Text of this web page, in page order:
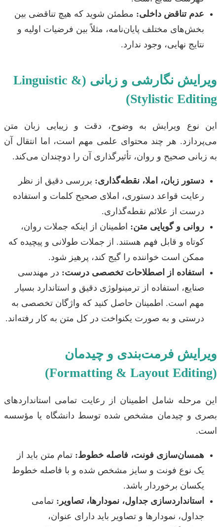
عدم تناقض داخلی: مطمئن شوید که هیچ تناقضی بین
بخش‌های مختلف پایان‌نامه، مثلاً بین فرضیات اولیه و
نتایج نهایی، وجود ندارد.
ویرایش نگارشی و زبانی (Linguistic &
Stylistic Editing)
این نوع ویرایش به وضوح، دقت و زیبایی زبان متن
می‌پردازد. هر چند محتوای علمی مهم است، اما انتقال آن
به زبانی صحیح و روان، تأثیرگذاری آن را دوچندان می‌کند.
دستور زبان، املا، نقطه‌گذاری: بررسی دقیق از نظر
رعایت قواعد دستوری، املای صحیح کلمات و استفاده
درست از علائم نقطه‌گذاری.
روانی و گویایی متن: اطمینان از اینکه جملات روان،
کوتاه و قابل فهم هستند. از جملات طولانی و پیچیده که
ممکن است خواننده را گیج کند، پرهیز شود.
استفاده از اصطلاحات تخصصی درست: در مهندسی
صنایع، استفاده از ترمینولوژی دقیق و استاندارد بسیار
مهم است. اطمینان حاصل کنید که واژگان تخصصی به
درستی و به صورت یکنواخت در کل متن به کار رفته‌اند.
ویرایش فرمت‌بندی و چیدمان
(Formatting & Layout Editing)
این مرحله شامل اطمینان از رعایت تمامی استانداردهای
بصری و چیدمان مشخص شده توسط دانشگاه یا مؤسسه
است.
همسان‌سازی فونت، فاصله خطوط: تمام متن باید از
یک نوع فونت و سایز مشخص شده و با فاصله خطوط
یکسان برخوردار باشد.
استانداردسازی جداول، نمودارها، تصاویر: تمامی
جداول، نمودارها و تصاویر باید دارای عنوان،